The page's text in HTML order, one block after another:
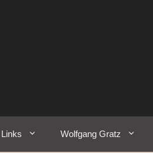
Links Wolfgang Gratz